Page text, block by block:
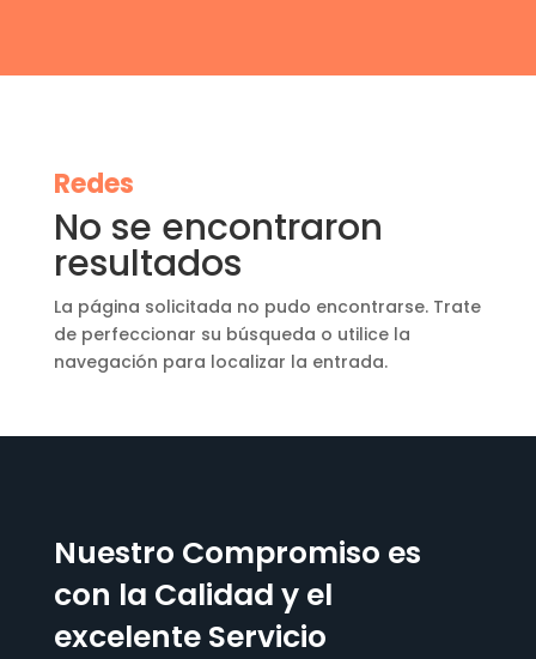
Redes
No se encontraron
resultados
La página solicitada no pudo encontrarse. Trate
de perfeccionar su búsqueda o utilice la
navegación para localizar la entrada.
Nuestro Compromiso es
con la Calidad y el
excelente Servicio